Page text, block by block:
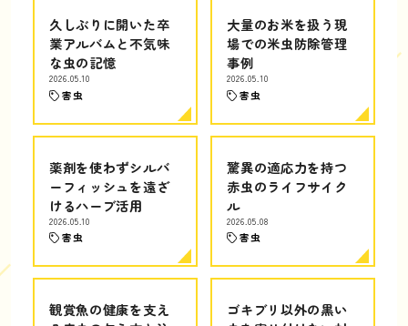
久しぶりに開いた卒
業アルバムと不気味
な虫の記憶
2026.05.10
害虫
大量のお米を扱う現
場での米虫防除管理
事例
2026.05.10
害虫
薬剤を使わずシルバ
ーフィッシュを遠ざ
けるハーブ活用
2026.05.10
害虫
驚異の適応力を持つ
赤虫のライフサイク
ル
2026.05.08
害虫
観賞魚の健康を支え
ゴキブリ以外の黒い